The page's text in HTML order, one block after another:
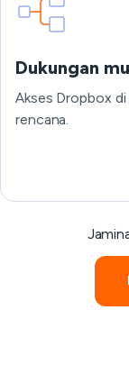
Dukungan
Akses Dropbox
rencana.